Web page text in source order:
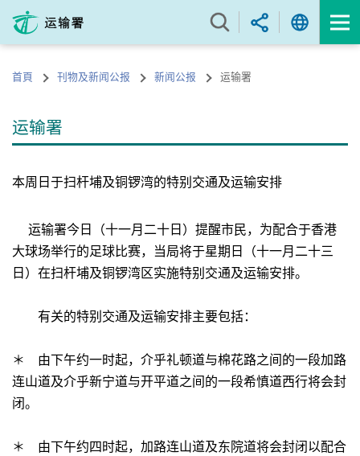
内
的首頁 刊物及新闻公报 新闻公报 运输署
运输署
本周日于扫杆埔及铜锣湾的特别交通及运输安排
运输署今日（十一月二十日）提醒市民，为配合于香港
大球场举行的足球比赛，当局将于星期日（十一月二十三
日）在扫杆埔及铜锣湾区实施特别交通及运输安排。
有关的特别交通及运输安排主要包括：
＊ 由下午约一时起，介乎礼顿道与棉花路之间的一段加路
连山道及介乎新宁道与开平道之间的一段希慎道西行将会封
闭。
＊ 由下午约四时起，加路连山道及东院道将会封闭以配合